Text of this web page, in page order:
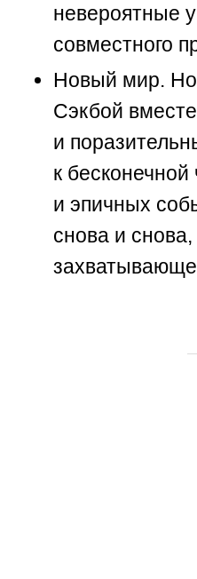
невероятные
совместного
Новый мир.
Сэкбой
и
к
и эпичных
снова и